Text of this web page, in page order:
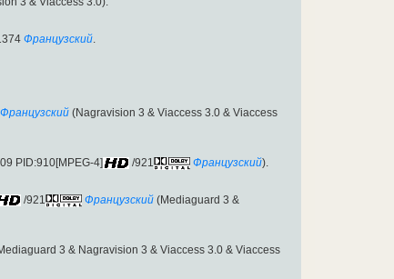
Французский.
Французский (Nagravision 3 & Viaccess 3.0 & Viaccess
PID:910[MPEG-4] /921 Французский).
/921 Французский (Mediaguard 3 &
3 & Nagravision 3 & Viaccess 3.0 & Viaccess